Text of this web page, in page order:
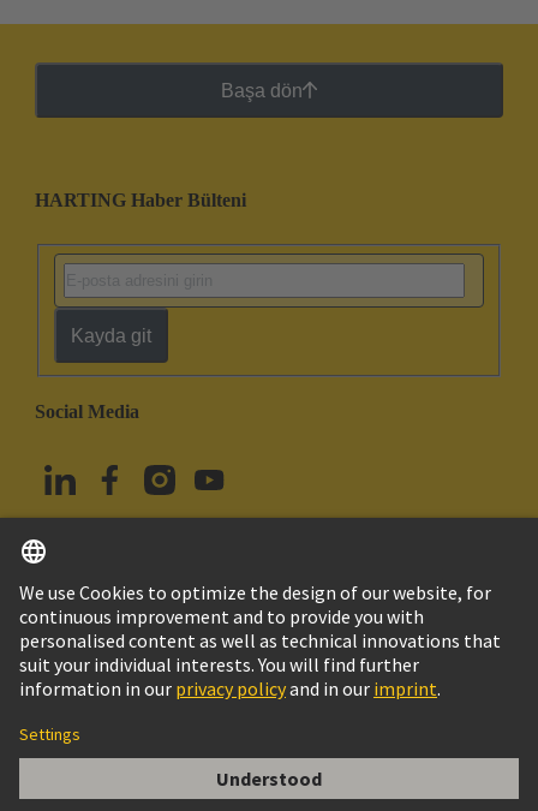
Han Snap Plastic Housing Size 10
Başa dön
HARTING Haber Bülteni
Kayda git
Social Media
Türkiye Türkçe
© HARTING Technology Group
Imprint